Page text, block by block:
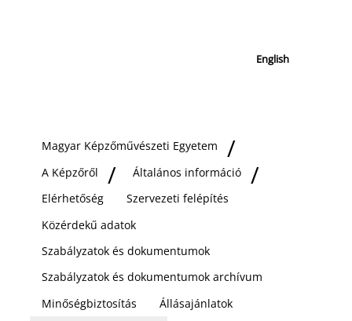
English
Magyar Képzőművészeti Egyetem
A Képzőről
Általános információ
Elérhetőség
Szervezeti felépítés
Közérdekű adatok
Szabályzatok és dokumentumok
Szabályzatok és dokumentumok archívum
Minőségbiztosítás
Állásajánlatok